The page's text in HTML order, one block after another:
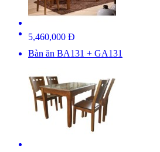
5,460,000 Đ
Bàn ăn BA131 + GA131